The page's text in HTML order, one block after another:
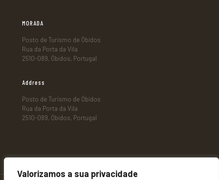
Valorizamos a sua privacidade
MORADA
Posto de Turismo de Óbidos
Rua da Porta da Vila
2510-089, Óbidos, Portugal
Address
Posto de Turismo de Óbidos
Rua da Porta da Vila
2510-089, Óbidos, Portugal